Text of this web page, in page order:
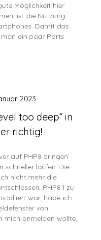
Möglichkeit hier
ist die Nutzung
Damit das
ein paar Ports
too deep“ in
richtig!
2023
auf PHP8 bringen
schneller laufen. Die
nicht mehr die
PHP8.1 zu
war, habe ich
von
mich anmelden wollte,